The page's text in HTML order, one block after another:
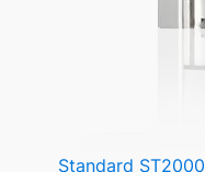
Standard ST2000